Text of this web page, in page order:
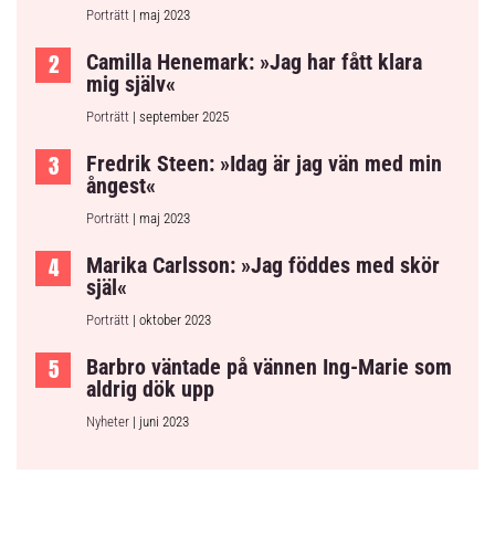
Porträtt | maj 2023
Camilla Henemark: »Jag har fått klara
mig själv«
Porträtt | september 2025
Fredrik Steen: »Idag är jag vän med min
ångest«
Porträtt | maj 2023
Marika Carlsson: »Jag föddes med skör
själ«
Porträtt | oktober 2023
Barbro väntade på vännen Ing-Marie som
aldrig dök upp
Nyheter | juni 2023